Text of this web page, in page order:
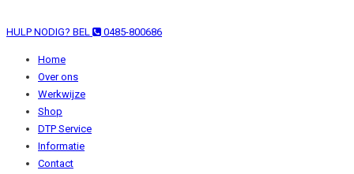
HULP NODIG? BEL 0485-800686
Home
Over ons
Werkwijze
Shop
DTP Service
Informatie
Contact